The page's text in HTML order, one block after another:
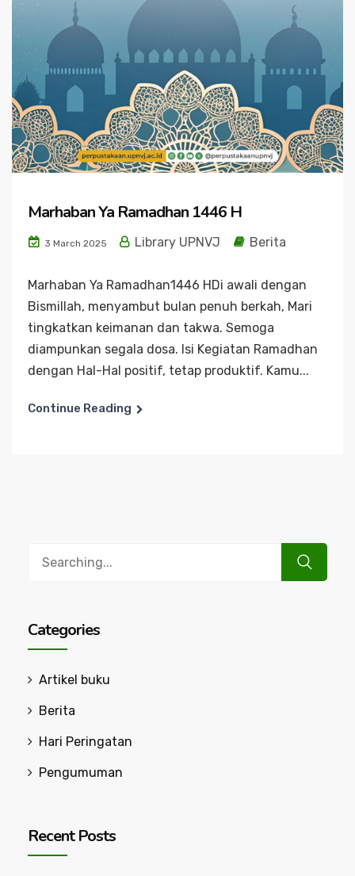
Marhaban Ya Ramadhan 1446 H
3 March 2025 Library UPNVJ Berita
Marhaban Ya Ramadhan1446 HDi awali dengan
Bismillah, menyambut bulan penuh berkah, Mari
tingkatkan keimanan dan takwa. Semoga
diampunkan segala dosa. Isi Kegiatan Ramadhan
dengan Hal-Hal positif, tetap produktif. Kamu...
Continue Reading
Categories
Artikel buku
Berita
Hari Peringatan
Pengumuman
Recent Posts